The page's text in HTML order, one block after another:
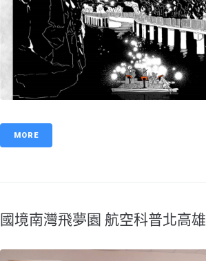
MORE
​國境南灣飛夢園 航空科普北高雄